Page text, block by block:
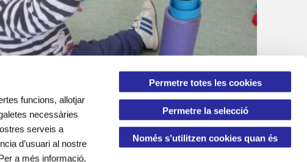
funcions, allotjar
necessàries
serveis a
d’usuari al nostre
a més informació,
Permetre totes les cookies
Permetre la selecció
Només s’utilitzen cookies quan és
Comença el nou curs a les escoles bress